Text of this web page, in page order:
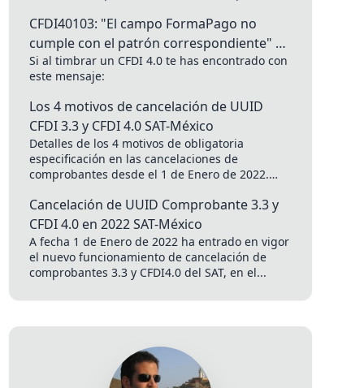
CFDI40103: "El campo FormaPago no
cumple con el patrón correspondiente" —
Error CFDI 4.0 México
Si al timbrar un CFDI 4.0 te has encontrado con
este mensaje:
Los 4 motivos de cancelación de UUID
CFDI 3.3 y CFDI 4.0 SAT-México
Detalles de los 4 motivos de obligatoria
especificación en las cancelaciones de
comprobantes desde el 1 de Enero de 2022.
Cancelación de UUID Comprobante 3.3 y
CFDI 4.0 en 2022 SAT-México
A fecha 1 de Enero de 2022 ha entrado en vigor
el nuevo funcionamiento de cancelación de
comprobantes 3.3 y CFDI4.0 del SAT, en el...